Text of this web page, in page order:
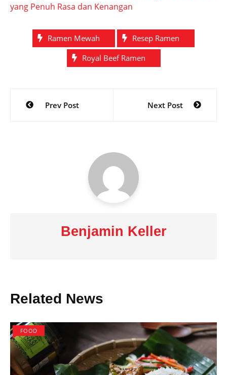
yang Penuh Rasa dan Kenangan
Ramen Mewah
Resep Ramen
Royal Beef Ramen
navigation
Prev Post Next Post
Benjamin Keller
Related News
FOOD